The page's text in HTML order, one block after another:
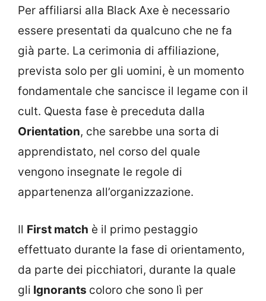
Per affiliarsi alla Black Axe è necessario
essere presentati da qualcuno che ne fa
già parte. La cerimonia di affiliazione,
prevista solo per gli uomini, è un momento
fondamentale che sancisce il legame con il
cult. Questa fase è preceduta dalla
Orientation, che sarebbe una sorta di
apprendistato, nel corso del quale
vengono insegnate le regole di
appartenenza all’organizzazione.
Il First match è il primo pestaggio
effettuato durante la fase di orientamento,
da parte dei picchiatori, durante la quale
gli Ignorants coloro che sono lì per